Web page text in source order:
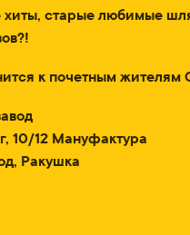
старые любимые
к почетным жителям
10/12 Мануфактура
Ракушка